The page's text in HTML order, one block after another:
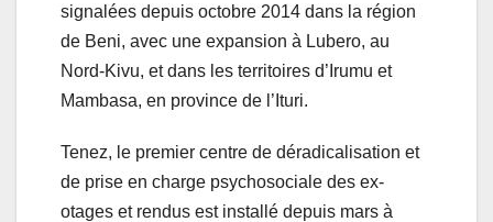
signalées depuis octobre 2014 dans la région
de Beni, avec une expansion à Lubero, au
Nord-Kivu, et dans les territoires d’Irumu et
Mambasa, en province de l’Ituri.
Tenez, le premier centre de déradicalisation et
de prise en charge psychosociale des ex-
otages et rendus est installé depuis mars à